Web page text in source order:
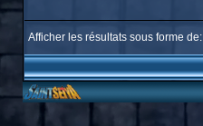
Afficher les résultats sous forme de: